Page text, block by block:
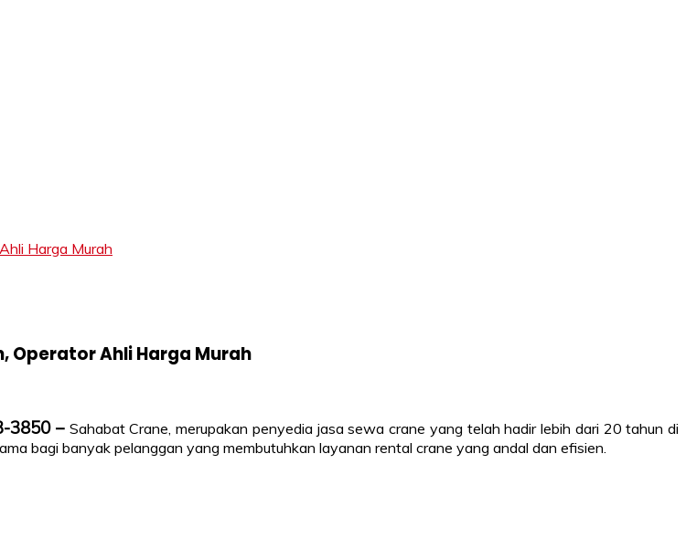
Harga Murah
Operator Ahli Harga Murah
3850 – Sahabat Crane, merupakan penyedia jasa sewa crane yang telah hadir lebih dari 20 tahun di
bagi banyak pelanggan yang membutuhkan layanan rental crane yang andal dan efisien.